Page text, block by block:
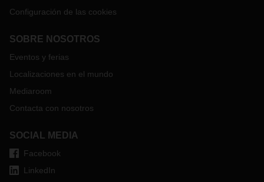
Configuración de las cookies
SOBRE NOSOTROS
Eventos y ferias
Localizaciones en el mundo
Mediaroom
Contacta con nosotros
SOCIAL MEDIA
Facebook
LinkedIn